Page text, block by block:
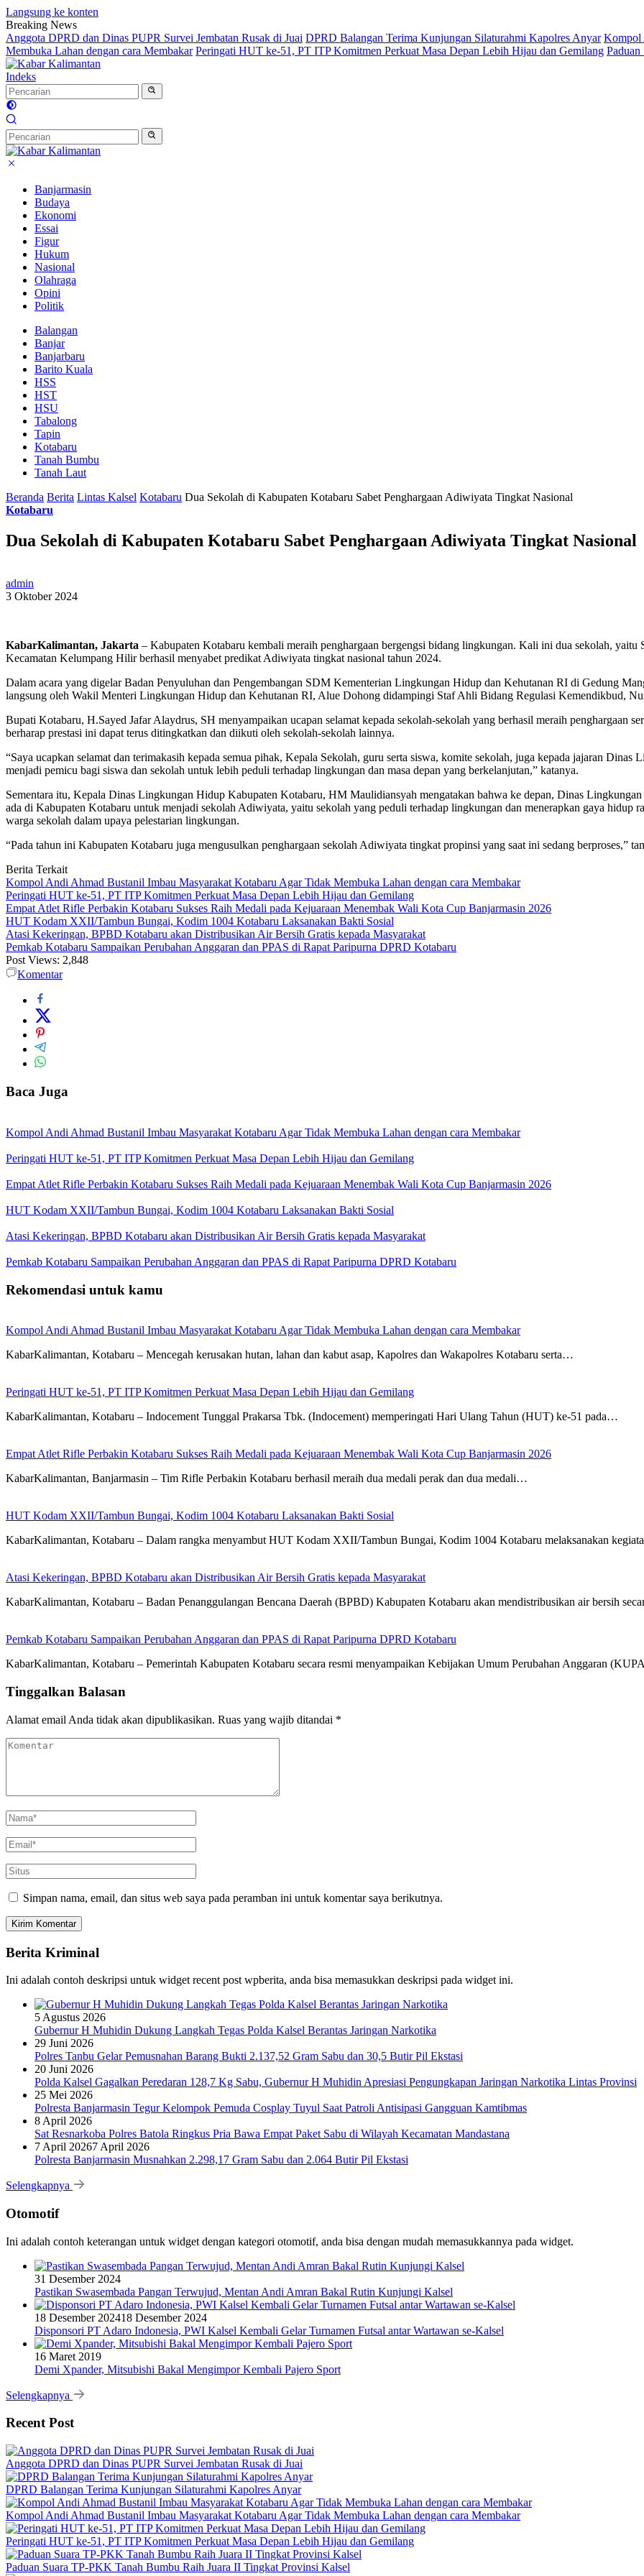
Langsung ke konten
Breaking News
Anggota DPRD dan Dinas PUPR Survei Jembatan Rusak di Juai DPRD Balangan Terima Kunjungan Silaturahmi Kapolres Anyar Kompol
Membuka Lahan dengan cara Membakar Peringati HUT ke-51, PT ITP Komitmen Perkuat Masa Depan Lebih Hijau dan Gemilang
Indeks
Banjarmasin
Budaya
Ekonomi
Essai
Figur
Hukum
Nasional
Olahraga
Opini
Politik
Balangan
Banjar
Banjarbaru
Barito Kuala
HSS
HST
HSU
Tabalong
Tapin
Kotabaru
Tanah Bumbu
Tanah Laut
Beranda Berita Lintas Kalsel Kotabaru Dua Sekolah di Kabupaten Kotabaru Sabet Penghargaan Adiwiyata Tingkat Nasional
Kotabaru
Dua Sekolah di Kabupaten Kotabaru Sabet Penghargaan Adiwiyata Tingkat Nasional
admin
3 Oktober 2024
KabarKalimantan, Jakarta – Kabupaten Kotabaru kembali meraih penghargaan bergengsi bidang lingkungan. Kali ini dua sekolah,
Kecamatan Kelumpang Hilir berhasil menyabet predikat Adiwiyata tingkat nasional tahun 2024.
Dalam acara yang digelar Badan Penyuluhan dan Pengembangan SDM Kementerian Lingkungan Hidup dan Kehutanan RI di Gedung
langsung oleh Wakil Menteri Lingkungan Hidup dan Kehutanan RI, Alue Dohong didampingi Staf Ahli Bidang Regulasi Kemendikbud,
Bupati Kotabaru, H.Sayed Jafar Alaydrus, SH menyampaikan ucapan selamat kepada sekolah-sekolah yang berhasil meraih penghargaan
berharap prestasi ini dapat terus ditingkatkan dan diikuti oleh sekolah-sekolah lainnya.
“Saya ucapkan selamat dan terimakasih kepada semua pihak, Kepala Sekolah, guru serta siswa, komite sekolah, juga kepada jajaran
menjadi pemicu bagi siswa dan sekolah untuk lebih peduli terhadap lingkungan dan masa depan yang berkelanjutan,” katanya.
Sementara itu, Kepala Dinas Lingkungan Hidup Kabupaten Kotabaru, HM Maulidiansyah mengatakan bahwa ke depan, Dinas
ada di Kabupaten Kotabaru untuk menjadi sekolah Adiwiyata, yaitu sekolah yang peduli terhadap lingkungan dan menerapkan gaya hidup
warga sekolah dalam upaya pelestarian lingkungan.
“Pada tahun ini Kabupaten Kotabaru juga mengusulkan penghargaan sekolah Adiwiyata tingkat propinsi yang saat ini sedang berproses,”
Berita Terkait
Kompol Andi Ahmad Bustanil Imbau Masyarakat Kotabaru Agar Tidak Membuka Lahan dengan cara Membakar
Peringati HUT ke-51, PT ITP Komitmen Perkuat Masa Depan Lebih Hijau dan Gemilang
Empat Atlet Rifle Perbakin Kotabaru Sukses Raih Medali pada Kejuaraan Menembak Wali Kota Cup Banjarmasin 2026
HUT Kodam XXII/Tambun Bungai, Kodim 1004 Kotabaru Laksanakan Bakti Sosial
Atasi Kekeringan, BPBD Kotabaru akan Distribusikan Air Bersih Gratis kepada Masyarakat
Pemkab Kotabaru Sampaikan Perubahan Anggaran dan PPAS di Rapat Paripurna DPRD Kotabaru
Post Views: 2,848
Komentar
Baca Juga
Kompol Andi Ahmad Bustanil Imbau Masyarakat Kotabaru Agar Tidak Membuka Lahan dengan cara Membakar
Peringati HUT ke-51, PT ITP Komitmen Perkuat Masa Depan Lebih Hijau dan Gemilang
Empat Atlet Rifle Perbakin Kotabaru Sukses Raih Medali pada Kejuaraan Menembak Wali Kota Cup Banjarmasin 2026
HUT Kodam XXII/Tambun Bungai, Kodim 1004 Kotabaru Laksanakan Bakti Sosial
Atasi Kekeringan, BPBD Kotabaru akan Distribusikan Air Bersih Gratis kepada Masyarakat
Pemkab Kotabaru Sampaikan Perubahan Anggaran dan PPAS di Rapat Paripurna DPRD Kotabaru
Rekomendasi untuk kamu
Kompol Andi Ahmad Bustanil Imbau Masyarakat Kotabaru Agar Tidak Membuka Lahan dengan cara Membakar
KabarKalimantan, Kotabaru – Mencegah kerusakan hutan, lahan dan kabut asap, Kapolres dan Wakapolres Kotabaru serta…
Peringati HUT ke-51, PT ITP Komitmen Perkuat Masa Depan Lebih Hijau dan Gemilang
KabarKalimantan, Kotabaru – Indocement Tunggal Prakarsa Tbk. (Indocement) memperingati Hari Ulang Tahun (HUT) ke-51 pada…
Empat Atlet Rifle Perbakin Kotabaru Sukses Raih Medali pada Kejuaraan Menembak Wali Kota Cup Banjarmasin 2026
KabarKalimantan, Banjarmasin – Tim Rifle Perbakin Kotabaru berhasil meraih dua medali perak dan dua medali…
HUT Kodam XXII/Tambun Bungai, Kodim 1004 Kotabaru Laksanakan Bakti Sosial
KabarKalimantan, Kotabaru – Dalam rangka menyambut HUT Kodam XXII/Tambun Bungai, Kodim 1004 Kotabaru melaksanakan
Atasi Kekeringan, BPBD Kotabaru akan Distribusikan Air Bersih Gratis kepada Masyarakat
KabarKalimantan, Kotabaru – Badan Penanggulangan Bencana Daerah (BPBD) Kabupaten Kotabaru akan mendistribusikan air bersih
Pemkab Kotabaru Sampaikan Perubahan Anggaran dan PPAS di Rapat Paripurna DPRD Kotabaru
KabarKalimantan, Kotabaru – Pemerintah Kabupaten Kotabaru secara resmi menyampaikan Kebijakan Umum Perubahan Anggaran
Tinggalkan Balasan
Alamat email Anda tidak akan dipublikasikan. Ruas yang wajib ditandai *
Simpan nama, email, dan situs web saya pada peramban ini untuk komentar saya berikutnya.
Berita Kriminal
Ini adalah contoh deskripsi untuk widget recent post wpberita, anda bisa memasukkan deskripsi pada widget ini.
5 Agustus 2026
Gubernur H Muhidin Dukung Langkah Tegas Polda Kalsel Berantas Jaringan Narkotika
29 Juni 2026
Polres Tanbu Gelar Pemusnahan Barang Bukti 2.137,52 Gram Sabu dan 30,5 Butir Pil Ekstasi
20 Juni 2026
Polda Kalsel Gagalkan Peredaran 128,7 Kg Sabu, Gubernur H Muhidin Apresiasi Pengungkapan Jaringan Narkotika Lintas Provinsi
25 Mei 2026
Polresta Banjarmasin Tegur Kelompok Pemuda Cosplay Tuyul Saat Patroli Antisipasi Gangguan Kamtibmas
8 April 2026
Sat Resnarkoba Polres Batola Ringkus Pria Bawa Empat Paket Sabu di Wilayah Kecamatan Mandastana
7 April 20267 April 2026
Polresta Banjarmasin Musnahkan 2.298,17 Gram Sabu dan 2.064 Butir Pil Ekstasi
Selengkapnya
Otomotif
Ini adalah contoh keterangan untuk widget dengan kategori otomotif, anda bisa dengan mudah memasukkannya pada widget.
31 Desember 2024
Pastikan Swasembada Pangan Terwujud, Mentan Andi Amran Bakal Rutin Kunjungi Kalsel
18 Desember 202418 Desember 2024
Disponsori PT Adaro Indonesia, PWI Kalsel Kembali Gelar Turnamen Futsal antar Wartawan se-Kalsel
16 Maret 2019
Demi Xpander, Mitsubishi Bakal Mengimpor Kembali Pajero Sport
Selengkapnya
Recent Post
Anggota DPRD dan Dinas PUPR Survei Jembatan Rusak di Juai
DPRD Balangan Terima Kunjungan Silaturahmi Kapolres Anyar
Kompol Andi Ahmad Bustanil Imbau Masyarakat Kotabaru Agar Tidak Membuka Lahan dengan cara Membakar
Peringati HUT ke-51, PT ITP Komitmen Perkuat Masa Depan Lebih Hijau dan Gemilang
Paduan Suara TP-PKK Tanah Bumbu Raih Juara II Tingkat Provinsi Kalsel